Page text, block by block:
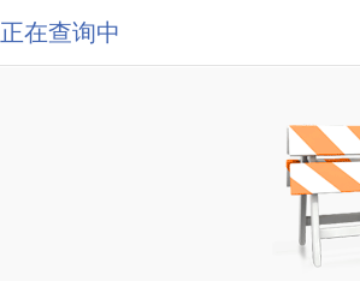
正在查询中